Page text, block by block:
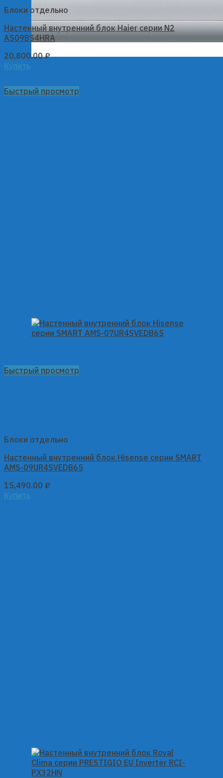
Быстрый просмотр
Блоки отдельно
Настенный внутренний блок Haier серии N2
AS09BS4HRA
20,800.00₽
Купить
Быстрый просмотр
Блоки отдельно
Настенный внутренний блок Hisense серии SMART
AMS-09UR4SVEDB65
15,490.00 ₽
Купить